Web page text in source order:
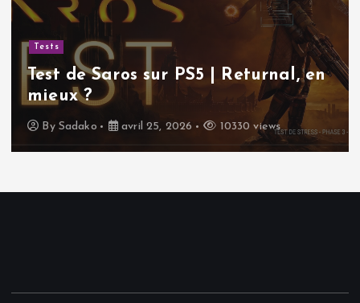
Tests
Test de Saros sur PS5 | Returnal, en
mieux ?
By Sadako avril 25, 2026 10330 views